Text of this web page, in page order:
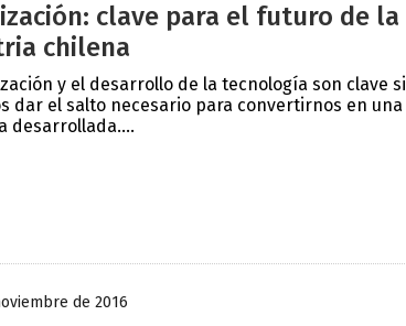
clave para el futuro de la
chilena
y el desarrollo de la tecnología son clave si
dar el salto necesario para convertirnos en una
desarrollada....
de 2016